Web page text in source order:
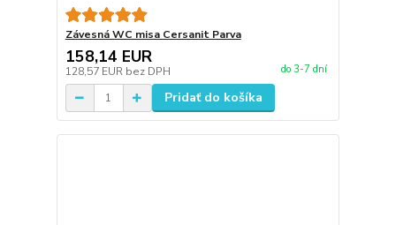
Závesná WC misa Cersanit Parva
158,14 EUR
128,57 EUR bez DPH do 3-7 dní
Pridať do košíka